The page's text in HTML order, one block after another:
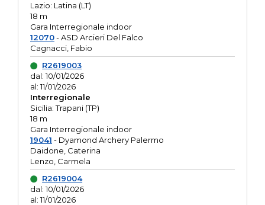
Lazio: Latina (LT)
18 m
Gara Interregionale indoor
12070- ASD Arcieri Del Falco
Cagnacci, Fabio
R2619003
dal: 10/01/2026
al: 11/01/2026
Interregionale
Sicilia: Trapani (TP)
18 m
Gara Interregionale indoor
19041 - Dyamond Archery Palermo
Daidone, Caterina
Lenzo, Carmela
R2619004
dal: 10/01/2026
al: 11/01/2026